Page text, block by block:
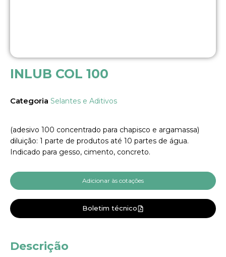
INLUB COL 100
Categoria Selantes e Aditivos
(adesivo 100 concentrado para chapisco e argamassa)
diluição: 1 parte de produtos até 10 partes de água.
Indicado para gesso, cimento, concreto.
Adicionar às cotações
Boletim técnico
Descrição